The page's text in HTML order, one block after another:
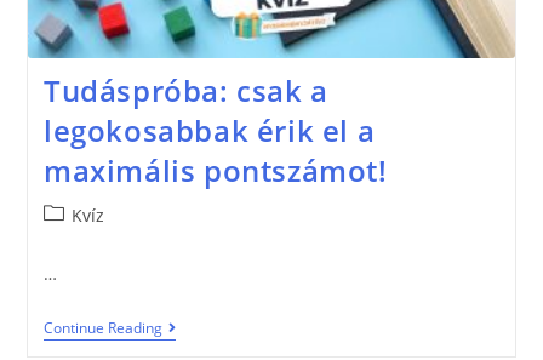
Tudáspróba: csak a
legokosabbak érik el a
maximális pontszámot!
Kvíz
…
Continue Reading